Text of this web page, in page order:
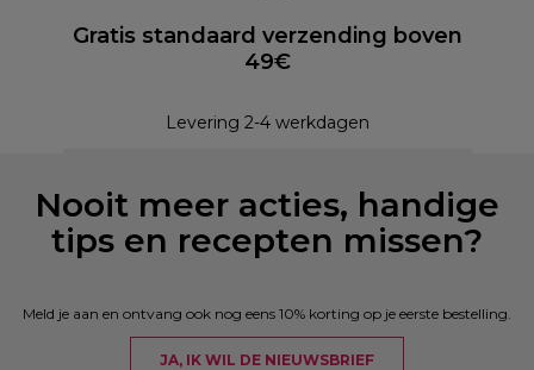
Gratis standaard verzending boven
49€
Levering 2-4 werkdagen
Nooit meer acties, handige
tips en recepten missen?
Meld je aan en ontvang ook nog eens 10% korting op je eerste bestelling.
JA, IK WIL DE NIEUWSBRIEF